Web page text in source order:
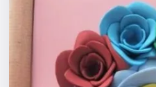
Города
Площадки